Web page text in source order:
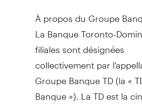
À propos du Groupe
La Banque Toronto-
filiales sont désignées
collectivement par
Groupe Banque TD (la «
Banque »). La TD est la